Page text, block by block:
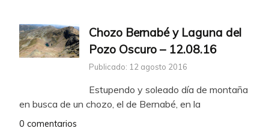
Chozo Bernabé y Laguna del
Pozo Oscuro – 12.08.16
Publicado: 12 agosto 2016
Estupendo y soleado día de montaña
en busca de un chozo, el de Bernabé, en la
0 comentarios